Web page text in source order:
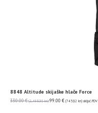
8848 Altitude skijaške hlače Force
330.00€ (2,486.39 kn) 99.00 € (745.92 kn) uključ. PDV